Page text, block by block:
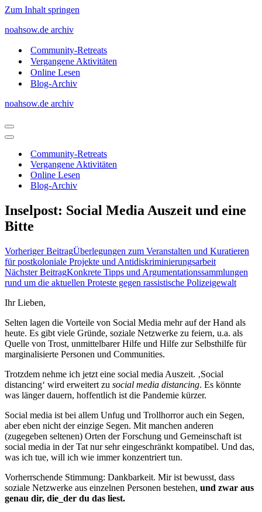
Zum Inhalt springen
noahsow.de archiv
Community-Retreats
Vergangene Aktivitäten
Online Lesen
Blog-Archiv
noahsow.de archiv
Navigationsmenü
Navigationsmenü
Community-Retreats
Vergangene Aktivitäten
Online Lesen
Blog-Archiv
Inselpost: Social Media Auszeit und eine
Bitte
Vorheriger BeitragÜberlegungen zum Veranstalten und Kuratieren
für postkoloniale Projekte und Antidiskriminierungsarbeit
Nächster BeitragKonkrete Tipps und Argumentationssammlungen
rund um die aktuellen Proteste gegen rassistische Polizeigewalt
Ihr Lieben,
Selten lagen die Vorteile von Social Media mehr auf der Hand als
heute. Es gibt viele Gründe, soziale Netzwerke zu feiern, u.a. als
Quelle von Trost, unmittelbarer Hilfe und Hilfe zur Selbsthilfe für
marginalisierte Personen und Communities.
Trotzdem nehme ich jetzt eine social media Auszeit. ‚Social
distancing‘ wird erweitert zu social media distancing. Es könnte
was länger dauern, hoffentlich ist die Pandemie kürzer.
Social media ist bei allem Unfug und Trollhorror auch ein Segen,
aber eben nicht der einzige Segen. Mit manchen anderen
(zugegeben seltenen) Orten der Forschung und Gemeinschaft ist
social media in der Tat nur sehr eingeschränkt kompatibel. Und das,
was ich tue, will ich wie immer konzentriert tun.
Vorherrschende Stimmung: Dankbarkeit. Mir ist bewusst, dass
soziale Netzwerke aus einzelnen Personen bestehen, und zwar aus
genau dir, die_der du das liest.